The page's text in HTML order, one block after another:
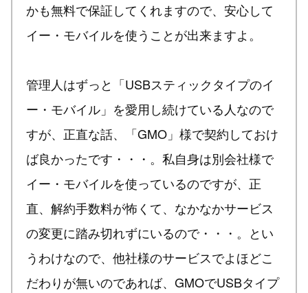
かも無料で保証してくれますので、安心して
イー・モバイルを使うことが出来ますよ。
管理人はずっと「USBスティックタイプのイ
ー・モバイル」を愛用し続けている人なので
すが、正直な話、「GMO」様で契約しておけ
ば良かったです・・・。私自身は別会社様で
イー・モバイルを使っているのですが、正
直、解約手数料が怖くて、なかなかサービス
の変更に踏み切れずにいるので・・・。とい
うわけなので、他社様のサービスでよほどこ
だわりが無いのであれば、GMOでUSBタイプ